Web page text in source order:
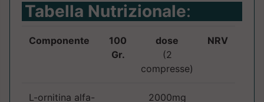
Tabella Nutrizionale:
Componente
100
Gr.
dose
(2
compresse)
NRV
L-ornitina alfa- 2000mg